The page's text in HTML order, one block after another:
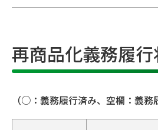
再商品化義務履
（○：義務履行済み、空欄：義務